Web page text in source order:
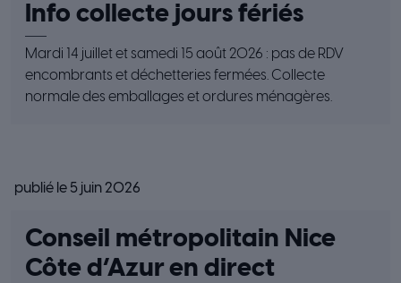
Info collecte jours fériés
Mardi 14 juillet et samedi 15 août 2026 : pas de RDV
encombrants et déchetteries fermées. Collecte
normale des emballages et ordures ménagères.
publié le 5 juin 2026
Conseil métropolitain Nice
Côte d’Azur en direct